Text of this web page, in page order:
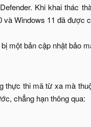
Khi khai thác
Windows 11 đã được
một bản cập nhật bảo
thực thi mã từ xa mà
chẳng hạn thông qua:​